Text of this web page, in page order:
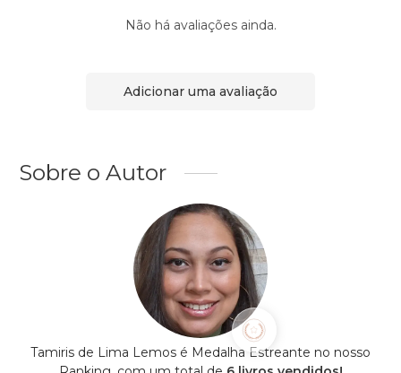
Não há avaliações ainda.
Adicionar uma avaliação
Sobre o Autor
Tamiris de Lima Lemos é Medalha Estreante no nosso